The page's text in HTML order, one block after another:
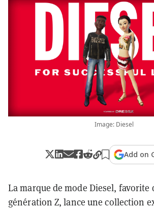
Image: Diesel
Add on
La marque de mode Diesel, favorite
génération Z, lance une collection